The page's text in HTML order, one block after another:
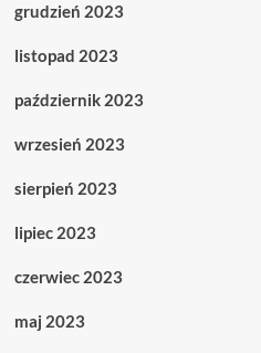
grudzień 2023
listopad 2023
październik 2023
wrzesień 2023
sierpień 2023
lipiec 2023
czerwiec 2023
maj 2023